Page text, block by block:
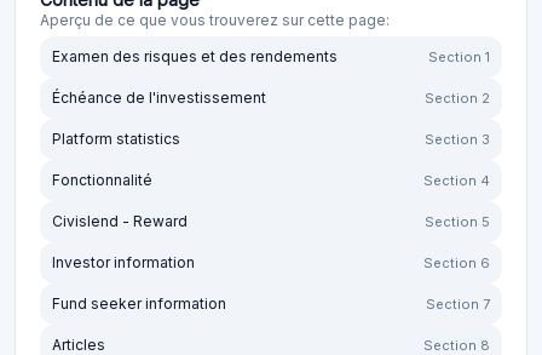
Aperçu de ce que vous trouverez sur cette page:
Examen des risques et des rendements
Section 1
Échéance de l'investissement Section 2
Platform statistics Section 3
Fonctionnalité Section 4
Civislend - Reward Section 5
Investor information Section 6
Fund seeker information Section 7
Articles Section 8